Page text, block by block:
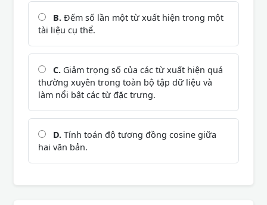
B. Đếm số lần một từ xuất hiện trong một
tài liệu cụ thể.
C. Giảm trọng số của các từ xuất hiện quá
thường xuyên trong toàn bộ tập dữ liệu và
làm nổi bật các từ đặc trưng.
D. Tính toán độ tương đồng cosine giữa
hai văn bản.